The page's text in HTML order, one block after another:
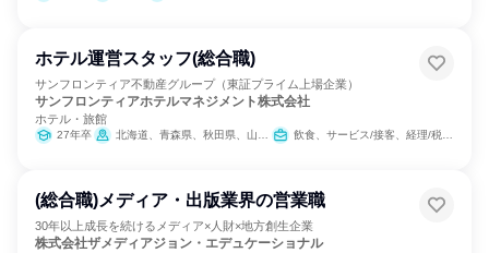
ホテル運営スタッフ(総合職)
サンフロンティア不動産グループ（東証プライム上場企業）
サンフロンティアホテルマネジメント株式会社
ホテル・旅館
27年卒 北海道、青森県、秋田県、山形県、茨城県、栃木県、千葉県、新潟県、長野県、愛知県、京都府、大阪府、兵庫県、岡山県、愛媛県、福岡県、熊本県、沖縄県 飲食、サービス/接客、経理/税務/財務
(総合職)メディア・出版業界の営業職
30年以上成長を続けるメディア×人財×地方創生企業
株式会社ザメディアジョン・エデュケーショナル